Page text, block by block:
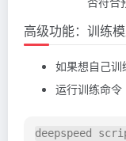
高级功能：训练
如果想自己训
运行训练命令
deepspeed